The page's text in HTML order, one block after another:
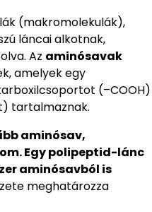
(makromolekulák),
láncai alkotnak,
Az aminósavak
amelyek egy
(–COOH)
tartalmaznak.
aminósav,
Egy polipeptid-lánc
aminósavból is
meghatározza